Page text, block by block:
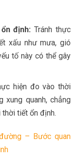
định: Tránh thực
xấu như mưa, gió
tố này có thể gây
hiện đo vào thời
quanh, chẳng
tiết ổn định.
– Bước quan